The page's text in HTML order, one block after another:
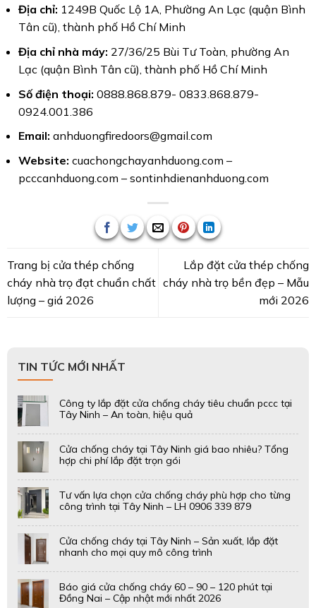
Địa chỉ: 1249B Quốc Lộ 1A, Phường An Lạc (quận Bình
Tân cũ), thành phố Hồ Chí Minh
Địa chỉ nhà máy: 27/36/25 Bùi Tư Toàn, phường An
Lạc (quận Bình Tân cũ), thành phố Hồ Chí Minh
Số điện thoại: 0888.868.879- 0833.868.879-
0924.001.386
Email: anhduongfiredoors@gmail.com
Website: cuachongchayanhduong.com –
pcccanhduong.com – sontinhdienanhduong.com
Trang bị cửa thép chống
cháy nhà trọ đạt chuẩn chất
lượng – giá 2026
Lắp đặt cửa thép chống
cháy nhà trọ bền đẹp – Mẫu
mới 2026
TIN TỨC MỚI NHẤT
Công ty lắp đặt cửa chống cháy tiêu chuẩn pccc tại
Tây Ninh – An toàn, hiệu quả
Cửa chống cháy tại Tây Ninh giá bao nhiêu? Tổng
hợp chi phí lắp đặt trọn gói
Tư vấn lựa chọn cửa chống cháy phù hợp cho từng
công trình tại Tây Ninh – LH 0906 339 879
Cửa chống cháy tại Tây Ninh – Sản xuất, lắp đặt
nhanh cho mọi quy mô công trình
Báo giá cửa chống cháy 60 – 90 – 120 phút tại
Đồng Nai – Cập nhật mới nhất 2026